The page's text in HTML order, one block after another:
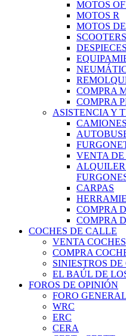
MOTOS
MOTOS R
MOTOS
SCOOTERS
DESPIECES
COMPRA
COMPRA
ASISTENCIA Y
CAMIONES
VENTA DE
CARPAS
COMPRA
COMPRA
COCHES DE CALLE
VENTA
COMPRA
SINIESTROS DE
EL BAÚL DE
FOROS DE OPINIÓN
FORO GENERAL
WRC
ERC
CERA